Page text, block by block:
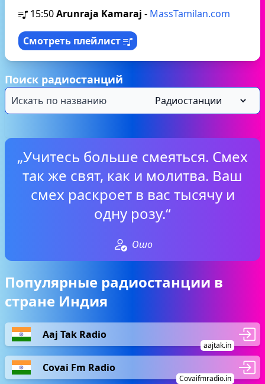
15:50Arunraja Kamaraj - MassTamilan.com
Смотреть плейлист
Поиск радиостанций
„Учитесь больше смеяться. Смех
так же свят, как и молитва. Ваш
смех раскроет в вас тысячу и
одну розу.“
Ошо
Популярные радиостанции в
стране Индия
Aaj Tak Radio
aajtak.in
Covai Fm Radio
Covaifmradio.in